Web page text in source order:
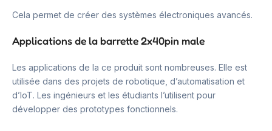
Cela permet de créer des systèmes électroniques avancés.
Applications de la barrette 2x40pin male
Les applications de la ce produit sont nombreuses. Elle est
utilisée dans des projets de robotique, d’automatisation et
d’IoT. Les ingénieurs et les étudiants l’utilisent pour
développer des prototypes fonctionnels.